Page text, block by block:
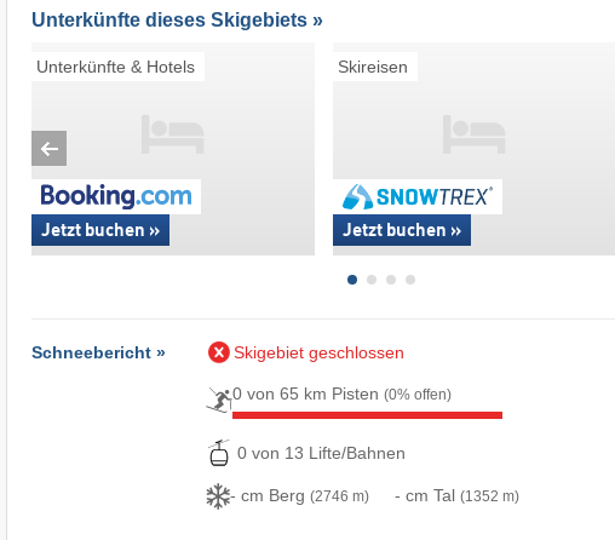
Unterkünfte dieses Skigebiets »
Unterkünfte & Hotels
Jetzt buchen »
Skireisen
Jetzt buchen »
Schneebericht » Skigebiet geschlossen
0 von 65 km Pisten(0% offen)
0 von 13 Lifte/Bahnen
- cm Berg(2746 m) - cm Tal(1352 m)